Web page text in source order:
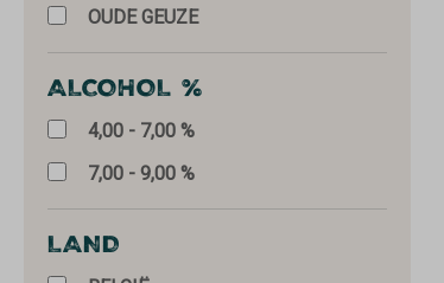
OUDE GEUZE
ALCOHOL %
4,00 - 7,00 %
7,00 - 9,00 %
LAND